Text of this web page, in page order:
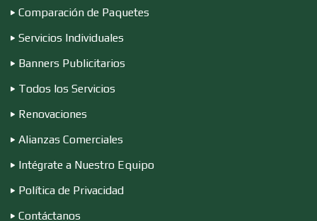
Construcciones en General
Contadores
Control de Plagas
Comparación de Paquetes
Servicios Individuales
Banners Publicitarios
Todos los Servicios
Renovaciones
Alianzas Comerciales
Intégrate a Nuestro Equipo
Política de Privacidad
Contáctanos